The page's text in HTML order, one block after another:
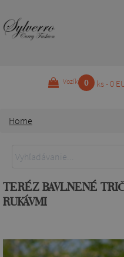
Vozík 0 ks - 0
Home
TERÉZ BAVLNENÉ
RUKÁVMI